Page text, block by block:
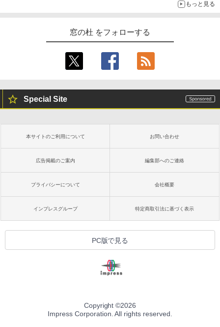
もっと見る
窓の杜 をフォローする
Special Site
本サイトのご利用について お問い合わせ
広告掲載のご案内 編集部へのご連絡
プライバシーについて 会社概要
インプレスグループ 特定商取引法に基づく表示
PC版で見る
Copyright ©2026
Impress Corporation. All rights reserved.